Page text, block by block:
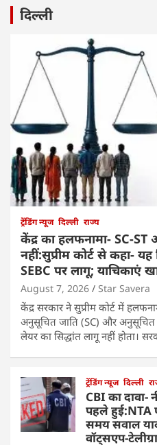
दिल्ली
ट्रेंडिंग न्यूज दिल्ली राज्य
केंद्र का हलफनामा- SC-ST
नहीं:सुप्रीम कोर्ट से कहा-
SEBC पर लागू; याचिकाएं
August 7, 2026 Star Savera
केंद्र सरकार ने सुप्रीम कोर्ट में
अनुसूचित जाति (SC) और अनुसूचित
लेयर का सिद्धांत लागू नहीं होता।
ट्रेंडिंग न्यूज दिल्ली
CBI का दावा-
पहले हुई:NTA
समय सवाल
वॉट्सएप-